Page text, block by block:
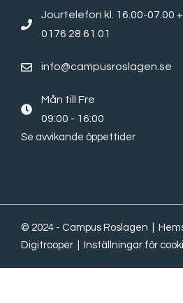
Jourtelefon kl. 16.00-07.00
0176 28 61 01
info@campusroslagen.se
Mån till Fre
09:00 - 16:00
Se avvikande öppettider
© 2024 - Campus Roslagen |
Digitrooper
Inställningar för